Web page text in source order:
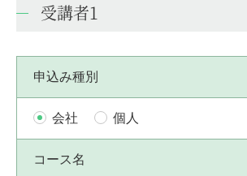
受講者1
申込み種別
会社 個人
コース名